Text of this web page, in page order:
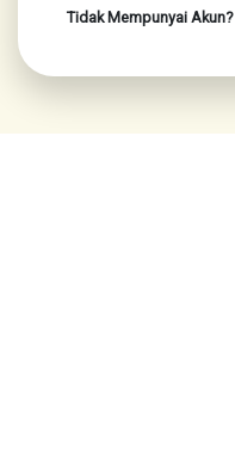
Tidak Mempunyai Akun?